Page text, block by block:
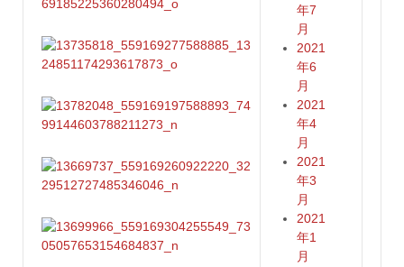
年7
月
2021
年6
月
2021
年4
月
2021
年3
月
2021
年1
月